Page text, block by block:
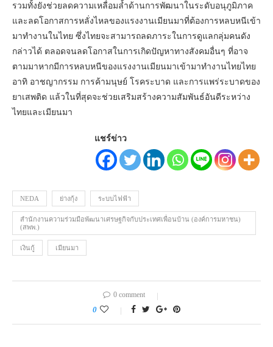
รวมทั้งยังช่วยลดความเหลื่อมล้ำด้านการพัฒนาในระดับอนุภูมิภาค
และลดโอกาสการหลั่งไหลของแรงงานเมียนมาที่ต้องการหลบหนีเข้า
มาทำงานในไทย ซึ่งไทยจะสามารถลดภาระในการดูแลกลุ่มคนดัง
กล่าวได้ ตลอดจนลดโอกาสในการเกิดปัญหาทางสังคมอื่นๆ ที่อาจ
ตามมาหากมีการหลบหนีของแรงงานเมียนมาเข้ามาทำงานไทยไทย
อาทิ อาชญากรรม การค้ามนุษย์ โรคระบาด และการแพร่ระบาดของ
ยาเสพติด แล้วในที่สุดจะช่วยเสริมสร้างความสัมพันธ์อันดีระหว่าง
ไทยและเมียนมา
แชร์ข่าว
NEDA ย่างกุ้ง ระบบไฟฟ้า
สำนักงานความร่วมมือพัฒนาเศรษฐกิจกับประเทศเพื่อนบ้าน (องค์การมหาชน)
(สพพ.)
เงินกู้ เมียนมา
0 comment
0